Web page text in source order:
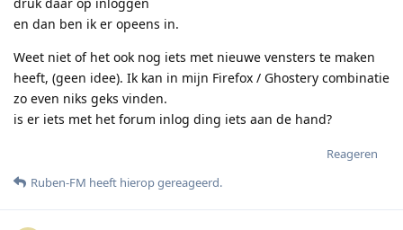
en dan ben ik er opeens in.
Weet niet of het ook nog iets met nieuwe vensters te maken
heeft, (geen idee). Ik kan in mijn Firefox / Ghostery combinatie
zo even niks geks vinden.
is er iets met het forum inlog ding iets aan de hand?
Reageren
Ruben-FM heeft hierop gereageerd.